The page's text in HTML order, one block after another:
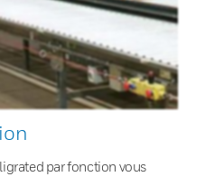
par fonction vous